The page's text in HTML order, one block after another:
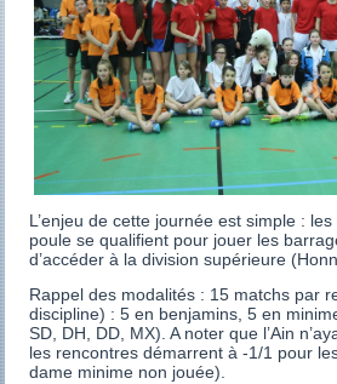
L’enjeu de cette journée est simple :
poule se qualifient pour jouer les
d’accéder à la division supérieure
Rappel des modalités : 15 matchs par
discipline) : 5 en benjamins, 5 en
SD, DH, DD, MX). A noter que l’Ain
les rencontres démarrent à -1/1 pour
dame minime non jouée).